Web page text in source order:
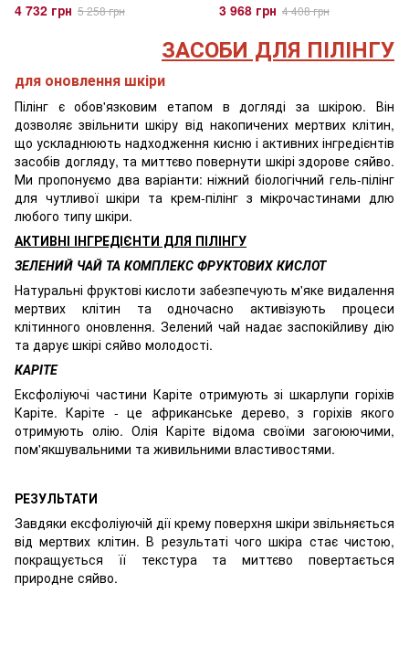
4 732 грн 5 258 грн 3 968 грн 4 408 грн
ЗАСОБИ ДЛЯ ПІЛІНГУ
для оновлення шкіри
Пілінг є обов'язковим етапом в догляді за шкірою. Він
дозволяє звільнити шкіру від накопичених мертвих клітин,
що ускладнюють надходження кисню і активних інгредієнтів
засобів догляду, та миттєво повернути шкірі здорове сяйво.
Ми пропонуємо два варіанти: ніжний біологічний гель-пілінг
для чутливої шкіри та крем-пілінг з мікрочастинами длю
любого типу шкіри.
АКТИВНІ ІНГРЕДІЄНТИ ДЛЯ ПІЛІНГУ
ЗЕЛЕНИЙ ЧАЙ ТА КОМПЛЕКС ФРУКТОВИХ КИСЛОТ
Натуральні фруктові кислоти забезпечують м'яке видалення
мертвих клітин та одночасно активізують процеси
клітинного оновлення. Зелений чай надає заспокійливу дію
та дарує шкірі сяйво молодості.
КАРІТЕ
Ексфоліуючі частини Каріте отримують зі шкарлупи горіхів
Каріте. Каріте - це африканське дерево, з горіхів якого
отримують олію. Олія Каріте відома своїми загоюючими,
пом'якшувальними та живильними властивостями.
РЕЗУЛЬТАТИ
Завдяки ексфоліуючій дії крему поверхня шкіри звільняється
від мертвих клітин. В результаті чого шкіра стає чистою,
покращується її текстура та миттєво повертається
природне сяйво.